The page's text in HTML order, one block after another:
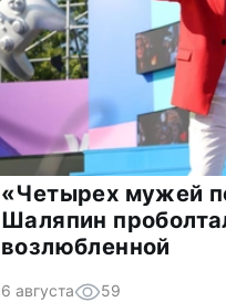
«Четырех мужей
Шаляпин
возлюбленной
6 августа 59